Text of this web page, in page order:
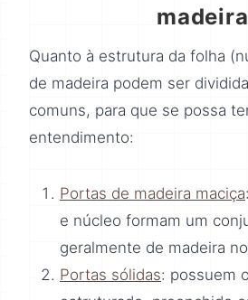
madeira
Quanto à estrutura da folha
de madeira podem ser
comuns, para que se possa
entendimento:
Portas de madeira maciça
e núcleo formam um
geralmente de madeira
Portas sólidas: possuem